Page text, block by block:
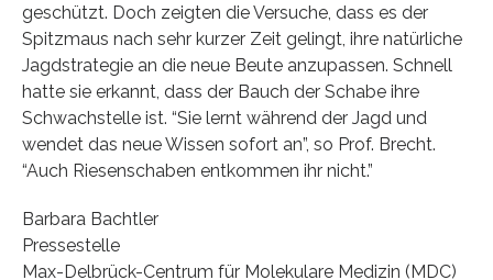
geschützt. Doch zeigten die Versuche, dass es der
Spitzmaus nach sehr kurzer Zeit gelingt, ihre natürliche
Jagdstrategie an die neue Beute anzupassen. Schnell
hatte sie erkannt, dass der Bauch der Schabe ihre
Schwachstelle ist. “Sie lernt während der Jagd und
wendet das neue Wissen sofort an”, so Prof. Brecht.
“Auch Riesenschaben entkommen ihr nicht.”
Barbara Bachtler
Pressestelle
Max-Delbrück-Centrum für Molekulare Medizin (MDC)